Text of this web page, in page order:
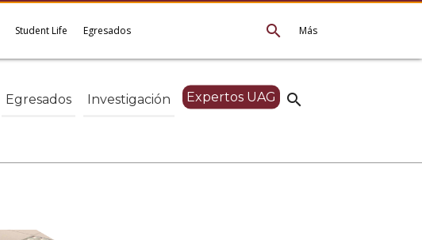
Más
search
Student Life Egresados
search
Egresados Investigación Expertos UAG